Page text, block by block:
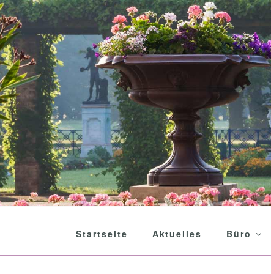
Startseite Aktuelles Büro